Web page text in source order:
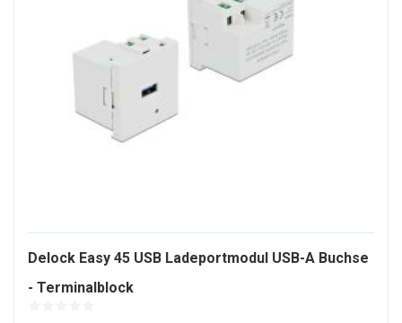
Delock Easy 45 USB Ladeportmodul USB-A Buchse
- Terminalblock1246730-